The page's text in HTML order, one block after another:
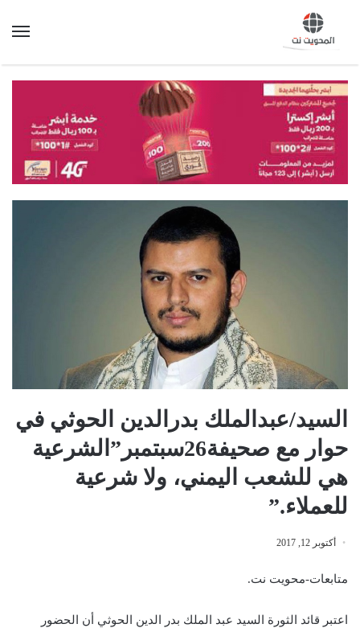
السيد/عبدالملك بدرالدين الحوثي في
حوار مع صحيفة26سبتمبر”الشرعية
هي للشعب اليمني، ولا شرعية
للعملاء.”
أكتوبر 12, 2017
متابعات-محويت نت.
اعتبر قائد الثورة السيد عبد الملك بدر الدين الحوثي أن الحضور